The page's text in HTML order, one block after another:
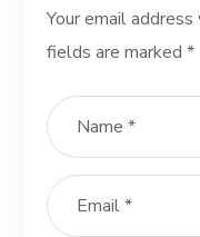
Your email
fields are marked*